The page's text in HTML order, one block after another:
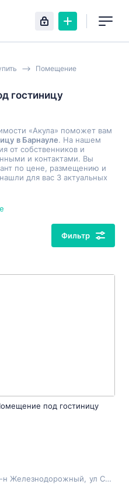
Помещение
гостиницу
«Акула» поможет вам
в Барнауле. На нашем
от собственников и
и контактами. Вы
по цене, размещению и
для вас 3 актуальных
Фильтр
под гостиницу
н Железнодорожный ул Северо-Западная